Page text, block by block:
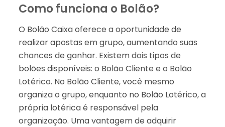
Como funciona o Bolão?
O Bolão Caixa oferece a oportunidade de
realizar apostas em grupo, aumentando suas
chances de ganhar. Existem dois tipos de
bolões disponíveis: o Bolão Cliente e o Bolão
Lotérico. No Bolão Cliente, você mesmo
organiza o grupo, enquanto no Bolão Lotérico, a
própria lotérica é responsável pela
organização. Uma vantagem de adquirir